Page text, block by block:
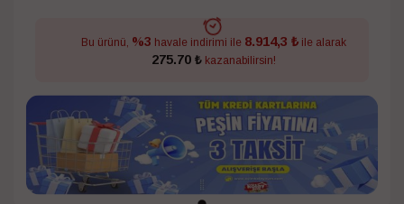
Bu ürünü, %3 havale indirimi ile 8.914,3 ₺ile alarak
275.70 ₺kazanabilirsin!